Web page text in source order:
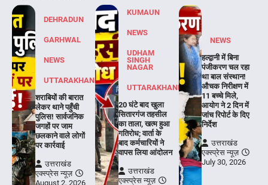
DEHRADUN
GARHWAL
NEWS
UTTARAKHAND
शराबियों की बारात
लेकर थाने पहुँची
पुलिस! सार्वजनिक
जगहों पर जाम
छलकाने वाले लोगों
पर कार्रवाई
उत्तराखंड
एक्स्प्रेस न्यूज़
August 2, 2026
KUMAUN
NEWS
UDHAM
SINGH
NAGAR
UTTARAKHAND
20 घंटे बाद खुला
सितारगंज तहसील
का ताला, खत्म हुआ
गतिरोध; वार्ता के
बाद कर्मचारियों ने
वापस लिया आंदोलन
उत्तराखंड
एक्स्प्रेस न्यूज़
NEWS
हल्द्वानी में बिना
पंजीकरण चल रहा
था बाल संस्थान!
औचक निरीक्षण में
11 बच्चे मिले,
आयोग ने 2 दिन में
जांच रिपोर्ट के दिए
निर्देश
उत्तराखंड
एक्स्प्रेस न्यूज़
July 30, 2026